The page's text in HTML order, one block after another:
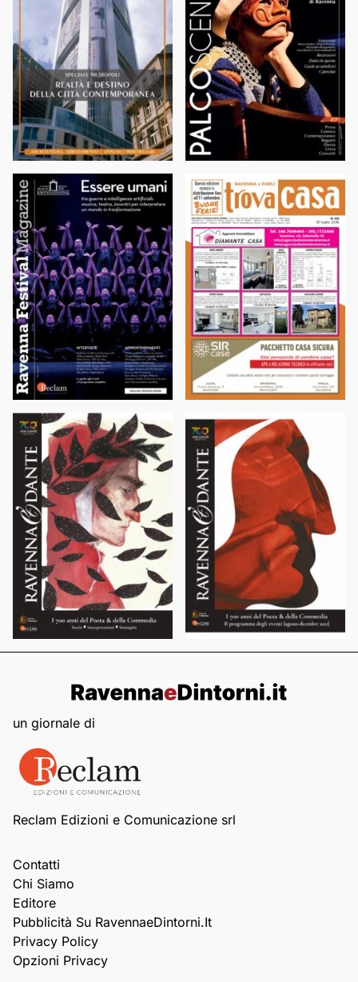
un giornale di
Reclam Edizioni e Comunicazione srl
Contatti
Chi Siamo
Editore
Pubblicità Su RavennaeDintorni.it
Privacy Policy
Opzioni Privacy